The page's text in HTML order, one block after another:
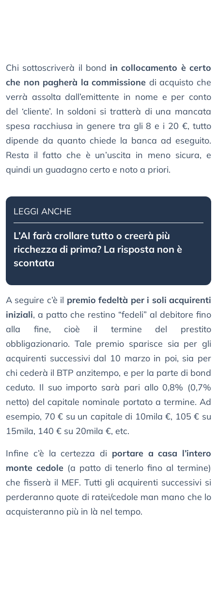
Chi sottoscriverà il bond in collocamento è certo
che non pagherà la commissione di acquisto che
verrà assolta dall’emittente in nome e per conto
del ‘cliente’. In soldoni si tratterà di una mancata
spesa racchiusa in genere tra gli 8 e i 20 €, tutto
dipende da quanto chiede la banca ad eseguito.
Resta il fatto che è un’uscita in meno sicura, e
quindi un guadagno certo e noto a priori.
LEGGI ANCHE
L’AI farà crollare tutto o creerà più
ricchezza di prima? La risposta non è
scontata
A seguire c’è il premio fedeltà per i soli acquirenti
iniziali, a patto che restino “fedeli” al debitore fino
alla fine, cioè il termine del prestito
obbligazionario. Tale premio sparisce sia per gli
acquirenti successivi dal 10 marzo in poi, sia per
chi cederà il BTP anzitempo, e per la parte di bond
ceduto. Il suo importo sarà pari allo 0,8% (0,7%
netto) del capitale nominale portato a termine. Ad
esempio, 70 € su un capitale di 10mila €, 105 € su
15mila, 140 € su 20mila €, etc.
Infine c’è la certezza di portare a casa l’intero
monte cedole(a patto di tenerlo fino al termine)
che fisserà il MEF. Tutti gli acquirenti successivi si
perderanno quote di ratei/cedole man mano che lo
acquisteranno più in là nel tempo.